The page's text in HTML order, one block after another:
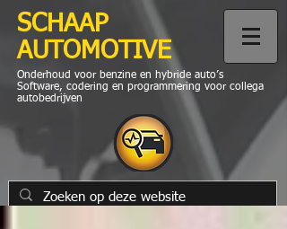
SCHAAP
AUTOMOTIVE
Onderhoud voor benzine en hybride auto’s
Software, codering en programmering voor collega
autobedrijven